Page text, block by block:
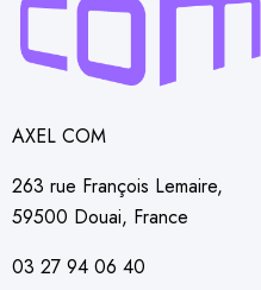
AXEL COM
263 rue François Lemaire,
59500 Douai, France
03 27 94 06 40